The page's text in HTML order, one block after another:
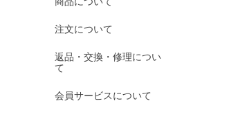
注文について
返品・交換・修理につい
て
会員サービスについて